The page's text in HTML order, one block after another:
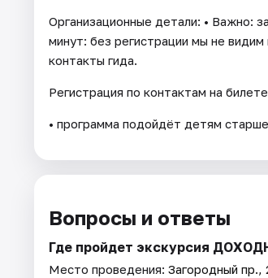
Организационные детали: • Важно:
минут: без регистрации мы не
контакты гида.
Регистрация по контактам на
• программа подойдёт детям
Вопросы и ответы
Где пройдет экскурсия
Место проведения: Загородный пр.,